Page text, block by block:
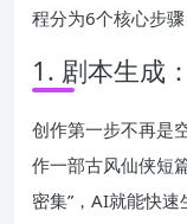
程分为6个核心步骤
1. 剧本生成
创作第一步不再是
作一部古风仙侠短
密集”，AI就能快速